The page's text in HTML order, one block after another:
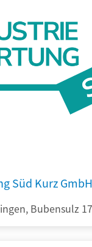
Süd Kurz GmbH
Bubensulz